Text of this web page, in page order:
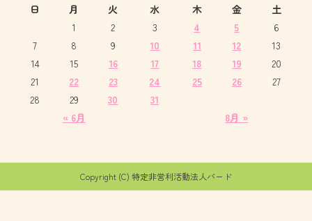
日
月 火 水 木 金 土
« 6月 8月 »
1 2 3 4 5
6
7
8 9 10 11 12
13
14
15 16 17 18 19
20
21
22 23 24 25 26
27
28
29 30 31
Copyright (C) 特定非営利活動法人バード